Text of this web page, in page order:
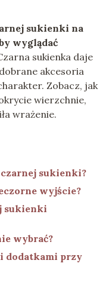
sukienki na
wyglądać
sukienka daje
akcesoria
Zobacz, jak
wierzchnie,
wrażenie.
sukienki?
wyjście?
sukienki
wybrać?
dodatkami przy